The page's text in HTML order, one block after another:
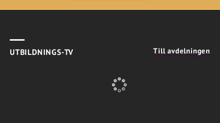
UTBILDNINGS-TV Till avdelningen